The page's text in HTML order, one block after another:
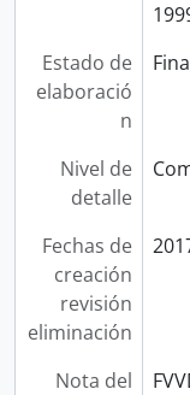
Estado de
elaboració
n
Nivel de
detalle
Fechas de
creación
revisión
eliminación
Nota del